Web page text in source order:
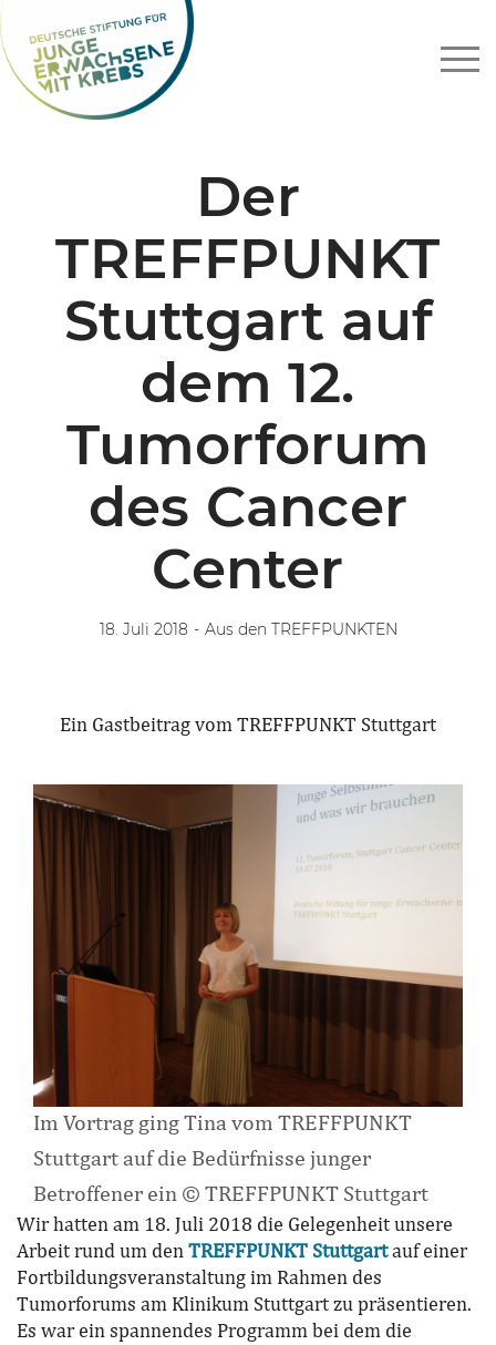
Zum
Inhalt
Der
TREFFPUNKT
Stuttgart auf
dem 12.
Tumorforum
des Cancer
Center
18. Juli 2018 - Aus den TREFFPUNKTEN
Ein Gastbeitrag vom TREFFPUNKT Stuttgart
Im Vortrag ging Tina vom TREFFPUNKT
Stuttgart auf die Bedürfnisse junger
Betroffener ein © TREFFPUNKT Stuttgart
Wir hatten am 18. Juli 2018 die Gelegenheit unsere
Arbeit rund um den TREFFPUNKT Stuttgart auf einer
Fortbildungsveranstaltung im Rahmen des
Tumorforums am Klinikum Stuttgart zu präsentieren.
Es war ein spannendes Programm bei dem die